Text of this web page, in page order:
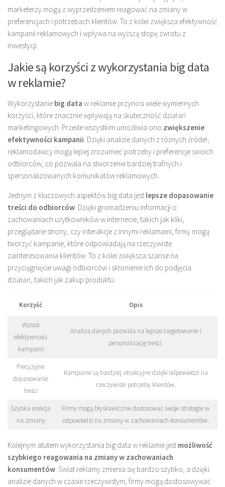
marketerzy mogą z wyprzedzeniem reagować na zmiany w
preferencjach i potrzebach klientów. To z kolei zwiększa efektywność
kampanii reklamowych i wpływa na wyższą stopę zwrotu z
inwestycji.
Jakie są korzyści z wykorzystania big data
w reklamie?
Wykorzystanie big data w reklamie przynosi wiele wymiernych
korzyści, które znacznie wpływają na skuteczność działań
marketingowych. Przede wszystkim umożliwia ono zwiększenie
efektywności kampanii . Dzięki analizie danych z różnych źródeł,
reklamodawcy mogą lepiej zrozumieć potrzeby i preferencje swoich
odbiorców, co pozwala na stworzenie bardziej trafnych i
spersonalizowanych komunikatów reklamowych.
Jednym z kluczowych aspektów big data jest lepsze dopasowanie
treści do odbiorców . Dzięki gromadzeniu informacji o
zachowaniach użytkowników w internecie, takich jak kliki,
przeglądane strony, czy interakcje z innymi reklamami, firmy mogą
tworzyć kampanie, które odpowiadają na rzeczywiste
zainteresowania klientów. To z kolei zwiększa szanse na
przyciągnięcie uwagi odbiorców i skłonienie ich do podjęcia
działań, takich jak zakup produktu.
Korzyść Opis
Wzrost
efektywności
kampanii
Analiza danych pozwala na lepsze targetowanie i
personalizację treści.
Precyzyjne
dopasowanie
treści
Kampanie są bardziej atrakcyjne dzięki odpowiedzi na
rzeczywiste potrzeby klientów.
Szybka reakcja
na zmiany
Firmy mogą błyskawicznie dostosować swoje strategie w
odpowiedzi na zmiany w zachowaniach konsumentów.
Kolejnym atutem wykorzystania big data w reklamie jest możliwość
szybkiego reagowania na zmiany w zachowaniach
konsumentów. Świat reklamy zmienia się bardzo szybko, a dzięki
analizie danych w czasie rzeczywistym, firmy mogą dostosowywać